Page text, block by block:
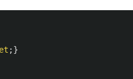
;}